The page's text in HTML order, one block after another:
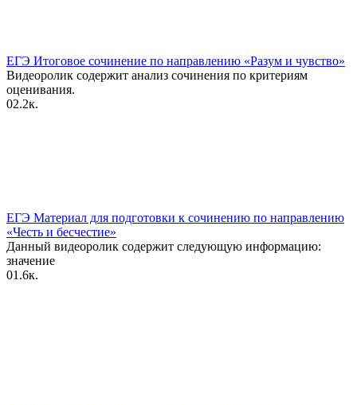
ЕГЭ Итоговое сочинение по направлению «Разум и чувство»
Видеоролик содержит анализ сочинения по критериям
оценивания.
02.2к.
ЕГЭ Материал для подготовки к сочинению по направлению
«Честь и бесчестие»
Данный видеоролик содержит следующую информацию:
значение
01.6к.